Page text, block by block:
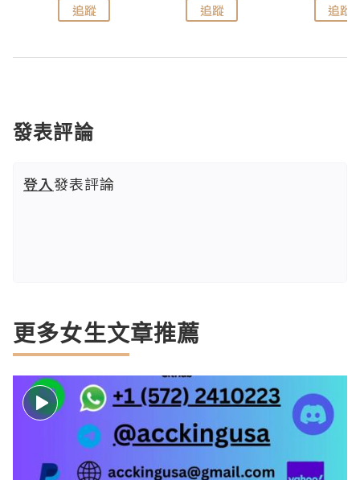
追蹤 追蹤 追蹤
發表評論
登入發表評論
更多女生文章推薦